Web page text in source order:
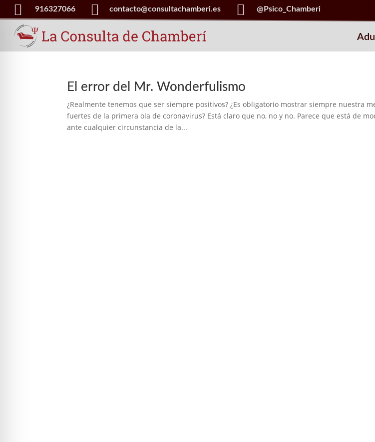
 916327066  contacto@consultachamberi.es  @Psico_Chamberi
El error del Mr. Wonderfulismo
¿Realmente tenemos que ser siempre positivos? ¿Es obligatorio mostrar siempre nuestra
fuertes de la primera ola de coronavirus? Está claro que no, no y no. Parece que está de
ante cualquier circunstancia de la...